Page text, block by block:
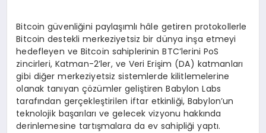
Bitcoin güvenliğini paylaşımlı hâle getiren protokollerle
Bitcoin destekli merkeziyetsiz bir dünya inşa etmeyi
hedefleyen ve Bitcoin sahiplerinin BTC’lerini PoS
zincirleri, Katman-2’ler, ve Veri Erişim (DA) katmanları
gibi diğer merkeziyetsiz sistemlerde kilitlemelerine
olanak tanıyan çözümler geliştiren Babylon Labs
tarafından gerçekleştirilen iftar etkinliği, Babylon’un
teknolojik başarıları ve gelecek vizyonu hakkında
derinlemesine tartışmalara da ev sahipliği yaptı.